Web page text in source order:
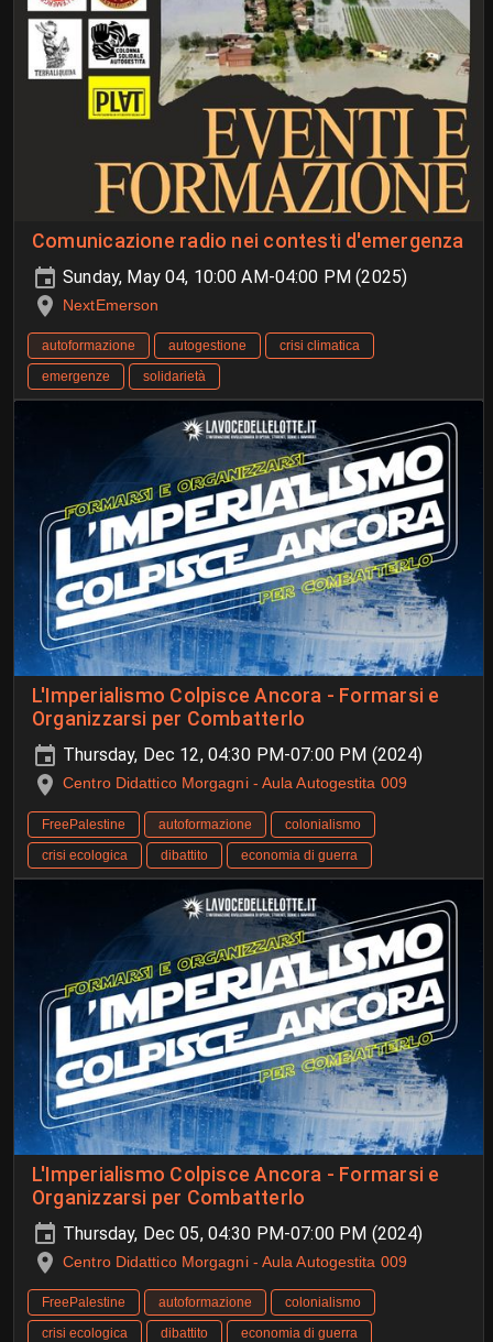
Comunicazione radio nei contesti d'emergenza
Sunday, May 04, 10:00 AM-04:00 PM (2025)
NextEmerson
autoformazione autogestione
crisi climatica
emergenze
solidarietà
L'Imperialismo Colpisce Ancora - Formarsi e
Organizzarsi per Combatterlo
Thursday, Dec 12, 04:30 PM-07:00 PM (2024)
Centro Didattico Morgagni - Aula Autogestita 009
FreePalestine autoformazione
colonialismo
crisi ecologica
dibattito economia di guerra
L'Imperialismo Colpisce Ancora - Formarsi e
Organizzarsi per Combatterlo
Thursday, Dec 05, 04:30 PM-07:00 PM (2024)
Centro Didattico Morgagni - Aula Autogestita 009
FreePalestine autoformazione
colonialismo
crisi ecologica
dibattito economia di guerra